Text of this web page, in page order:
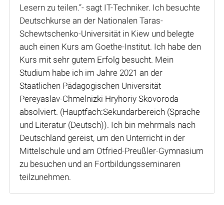
Lesern zu teilen.“- sagt IT-Techniker. Ich besuchte
Deutschkurse an der Nationalen Taras-
Schewtschenko-Universität in Kiew und belegte
auch einen Kurs am Goethe-Institut. Ich habe den
Kurs mit sehr gutem Erfolg besucht. Mein
Studium habe ich im Jahre 2021 an der
Staatlichen Pädagogischen Universität
Pereyaslav-Chmelnizki Hryhoriy Skovoroda
absolviert. (Hauptfach:Sekundarbereich (Sprache
und Literatur (Deutsch)). Ich bin mehrmals nach
Deutschland gereist, um den Unterricht in der
Mittelschule und am Otfried-Preußler-Gymnasium
zu besuchen und an Fortbildungsseminaren
teilzunehmen.